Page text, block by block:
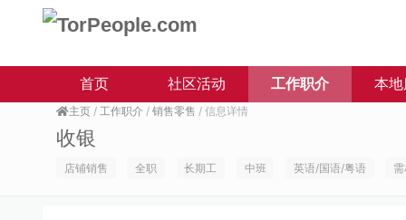
首页 社区活动 工作职介 本地
主页 / 工作职介 / 销售零售 / 信息详情
收银
店铺销售 全职 长期工 中班 英语/国语/粤语